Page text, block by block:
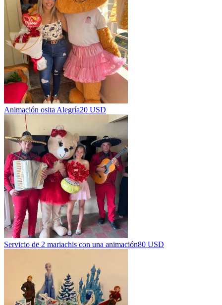
Animación osita Alegría20 USD
Servicio de 2 mariachis con una animación80 USD